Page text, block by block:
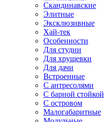
Скандинавские
Элитные
Эксклюзивные
Хай-тек
Особенности
Для студии
Для хрущевки
Для дачи
Встроенные
С антресолями
С барной стойкой
С островом
Малогабаритные